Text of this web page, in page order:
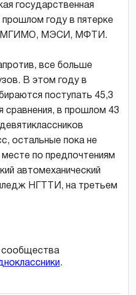
государственная
году в пятерке
МГИМО, МЭСИ, МФТИ.
все больше
В этом году в
поступать 45,3
сравнения, в прошлом 43
остальные пока не
по предпочтениям
автомеханический
НГТТИ, на третьем
сообщества
.